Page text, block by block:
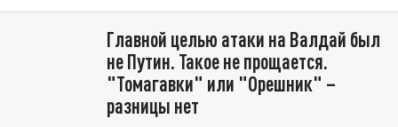
Главной целью атаки на Валдай был
не Путин. Такое не прощается.
"Томагавки" или "Орешник" –
разницы нет